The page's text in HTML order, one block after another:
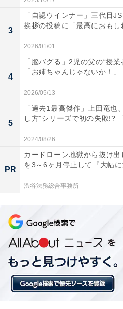
3
「自認ウインナー」三代目
挨拶の投稿に「最高におもし
2026/01/01
4
「脳バグる」2児の父の“授
「お姉ちゃんじゃないか！
2026/05/13
5
「過去1最高傑作」上田竜也
し方”シリーズで初の失敗!?
2024/08/26
PR
カードローン地獄から抜け
を3～6ヶ月停止して『大幅
渋谷法務総合事務所